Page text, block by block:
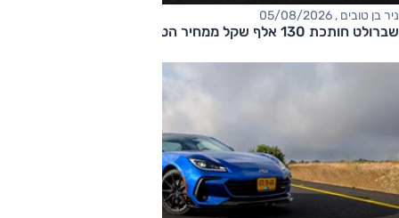
ניר בן טובים , 05/08/2026
שברולט חותכת 130 אלף שקל ממחיר הטאהו